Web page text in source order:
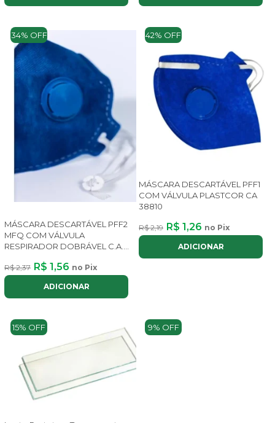
34% OFF
MÁSCARA DESCARTÁVEL PFF2
MFQ COM VÁLVULA
RESPIRADOR DOBRÁVEL C.A.
R$ 2,37 R$ 1,56 no Pix
ADICIONAR
42% OFF
MÁSCARA DESCARTÁVEL PFF1
COM VÁLVULA PLASTCOR CA
38810
R$ 2,19 R$ 1,26 no Pix
ADICIONAR
15% OFF 9% OFF